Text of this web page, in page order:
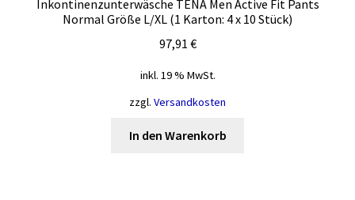
Inkontinenzunterwäsche TENA Men Active Fit Pants
Normal Größe L/XL (1 Karton: 4 x 10 Stück)
97,91 €
inkl. 19 % MwSt.
zzgl. Versandkosten
In den Warenkorb